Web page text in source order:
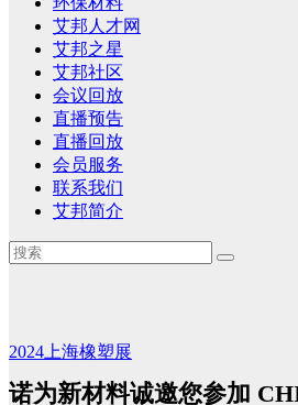
艾邦人才网
艾邦之星
艾邦社区
会议回放
直播预告
直播回放
会员服务
联系我们
艾邦简介
2024上海橡塑展
诺为新材料诚邀您参加